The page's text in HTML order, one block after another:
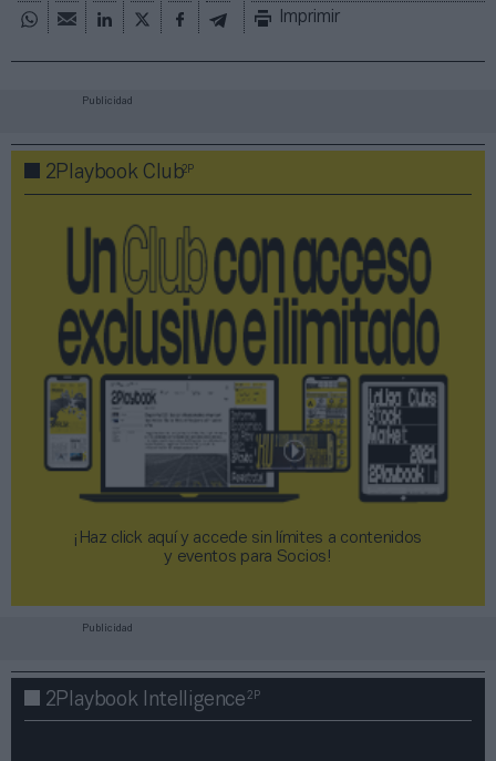
Imprimir
Publicidad
2Playbook Club2P
¡Haz click aquí y accede sin límites a contenidos
y eventos para Socios!​​​​​​​
Publicidad
2Playbook Intelligence2P